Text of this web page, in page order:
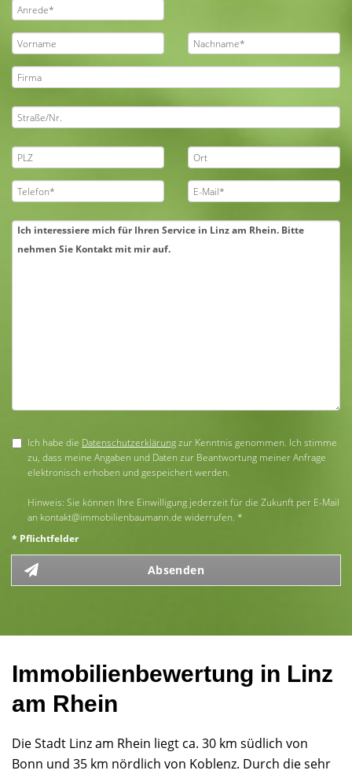
Ich habe die Datenschutzerklärungzur Kenntnis genommen. Ich stimme
zu, dass meine Angaben und Daten zur Beantwortung meiner Anfrage
elektronisch erhoben und gespeichert werden.
Hinweis: Sie können Ihre Einwilligung jederzeit für die Zukunft per E-Mail
an kontakt@immobilienbaumann.de widerrufen. *
* Pflichtfelder
Absenden
Immobilienbewertung in Linz
am Rhein
Die Stadt Linz am Rhein liegt ca. 30 km südlich von
Bonn und 35 km nördlich von Koblenz. Durch die sehr